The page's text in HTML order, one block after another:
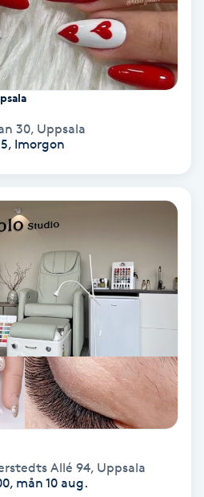
30, Uppsala
Imorgon
Allé 94, Uppsala
mån 10 aug.